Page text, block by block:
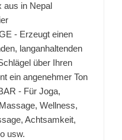
aus in Nepal
- Erzeugt einen
langanhaltenden
über Ihren
ein angenehmer Ton
- Für Joga,
Wellness,
Achtsamkeit,
usw.